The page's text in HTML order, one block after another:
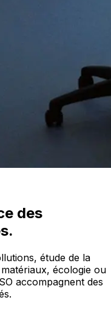
des
étude de la
écologie ou
accompagnent des